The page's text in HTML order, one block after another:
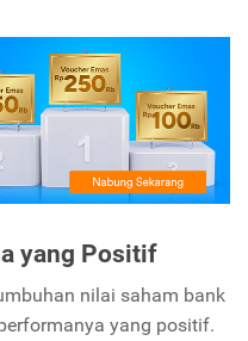
yang Positif
nilai saham bank
yang positif.